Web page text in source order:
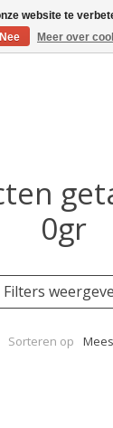
op een groot deel
0gr
Filters
Sorteren op
website te
Nee
Meer over